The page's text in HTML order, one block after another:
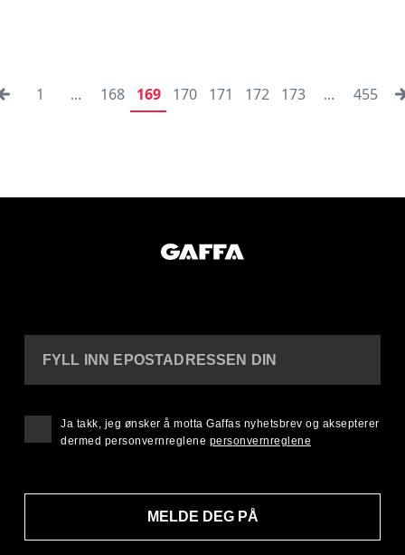
1 ... 168 169 170 171 172 173 ... 455
FYLL INN EPOSTADRESSEN DIN
MELDE DEG PÅ
Ja takk, jeg ønsker å motta Gaffas nyhetsbrev og aksepterer
dermed personvernreglene personvernreglene